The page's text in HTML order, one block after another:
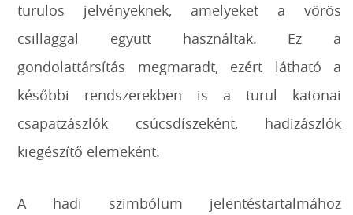
turulos jelvényeknek, amelyeket a vörös
csillaggal együtt használtak. Ez a
gondolattársítás megmaradt, ezért látható a
későbbi rendszerekben is a turul katonai
csapatzászlók csúcsdíszeként, hadizászlók
kiegészítő elemeként.
A hadi szimbólum jelentéstartalmához